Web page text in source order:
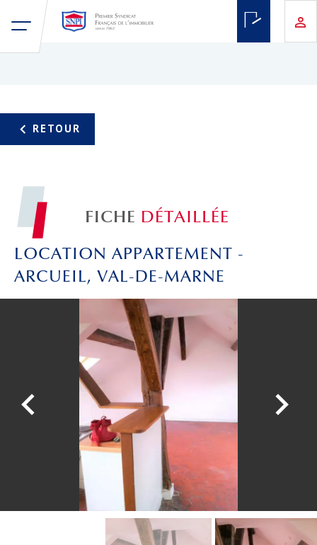
FICHE DÉTAILLÉE
LOCATION APPARTEMENT -
ARCUEIL, VAL-DE-MARNE